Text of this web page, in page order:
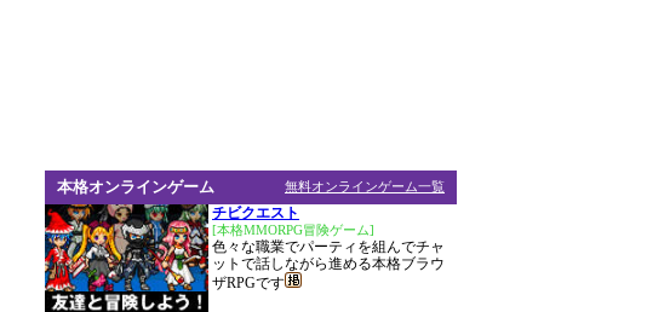
無料オンラインゲーム一覧
本格オンラインゲーム
チビクエスト
[本格MMORPG冒険ゲーム]
色々な職業でパーティを組んでチャ
ットで話しながら進める本格ブラウ
ザRPGです